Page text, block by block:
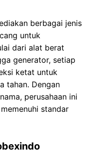
berbagai jenis
untuk
dari alat berat
generator, setiap
ketat untuk
tahan. Dengan
perusahaan ini
standar